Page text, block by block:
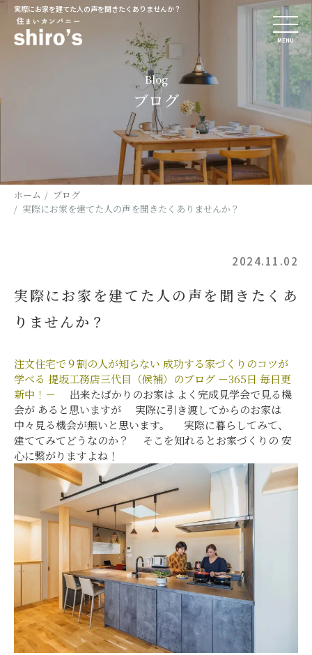
実際にお家を建てた人の声を聞きたくありませんか？
MENU
Blog
ブログ
ホーム
ブログ
実際にお家を建てた人の声を聞きたくありませんか？
2024.11.02
実際にお家を建てた人の声を聞きたくあ
りませんか？
注文住宅で９割の人が知らない 成功する家づくりのコツが
学べる 提坂工務店三代目（候補）のブログ －365日 毎日更
新中！－ 出来たばかりのお家は よく完成見学会で見る機
会が あると思いますが 実際に引き渡してからのお家は
中々見る機会が無いと思います。 実際に暮らしてみて、
建ててみてどうなのか？ そこを知れるとお家づくりの 安
心に繋がりますよね！